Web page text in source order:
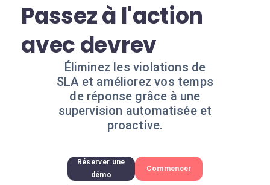
Passez à l'action
avec devrev
Éliminez les violations de
SLA et améliorez vos temps
de réponse grâce à une
supervision automatisée et
proactive.
Réserver une
démo
Commencer